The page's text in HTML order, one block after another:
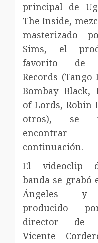
principal de
The Inside,
masterizado
Sims, el
favorito de
Records (Tango
Bombay Black,
of Lords, Robin
otros), se
continuación.
El videoclip
banda se grabó
Ángeles
producido
director de
Vicente